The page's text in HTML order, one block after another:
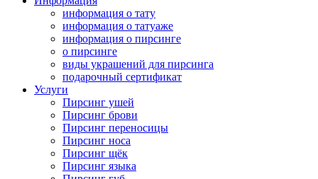
информация о тату
информация о татуаже
информация о пирсинге
о пирсинге
виды украшений для пирсинга
подарочный сертификат
Услуги
Пирсинг ушей
Пирсинг брови
Пирсинг переносицы
Пирсинг носа
Пирсинг щёк
Пирсинг языка